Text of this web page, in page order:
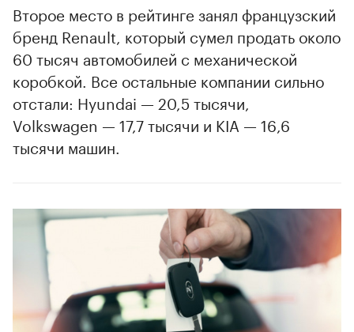
Второе место в рейтинге занял французский
бренд Renault, который сумел продать около
60 тысяч автомобилей с механической
коробкой. Все остальные компании сильно
отстали: Hyundai — 20,5 тысячи,
Volkswagen — 17,7 тысячи и KIA — 16,6
тысячи машин.